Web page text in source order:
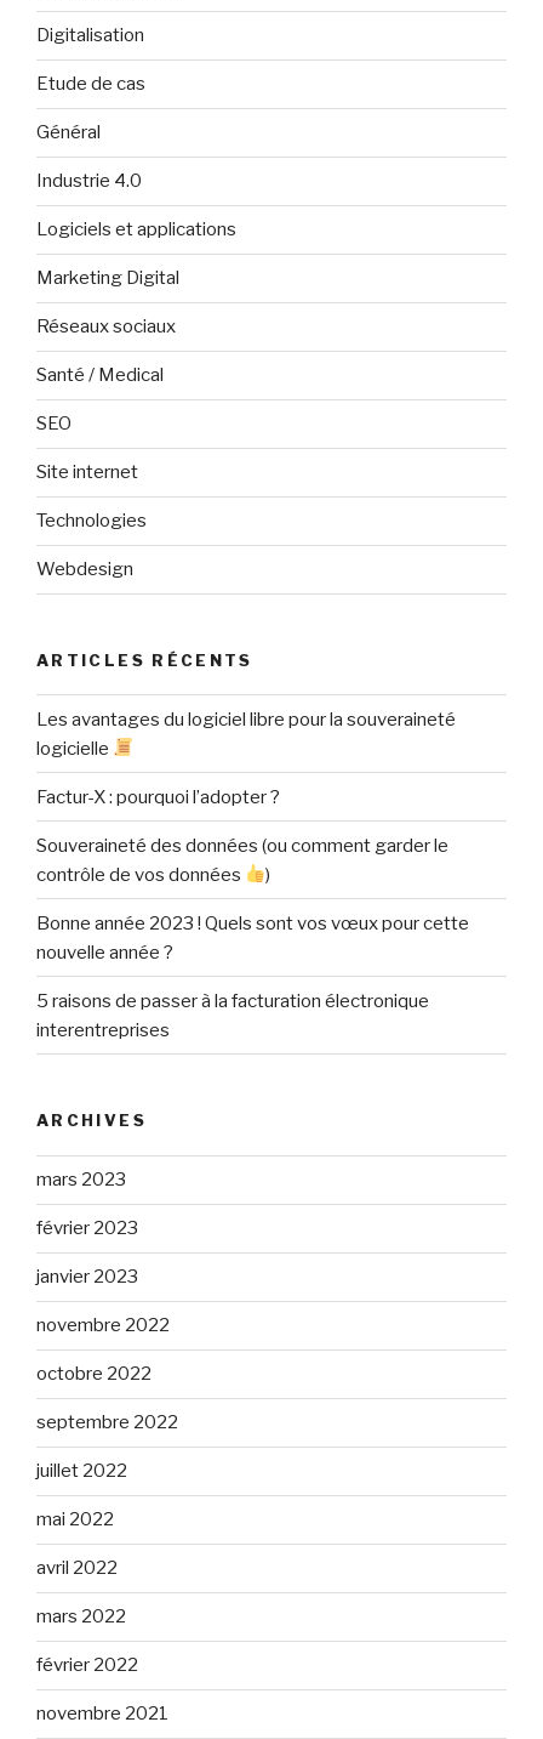
Digitalisation
Etude de cas
Général
Industrie 4.0
Logiciels et applications
Marketing Digital
Réseaux sociaux
Santé / Medical
SEO
Site internet
Technologies
Webdesign
ARTICLES RÉCENTS
Les avantages du logiciel libre pour la souveraineté
logicielle
Factur-X : pourquoi l’adopter ?
Souveraineté des données (ou comment garder le
contrôle de vos données
)
Bonne année 2023 ! Quels sont vos vœux pour cette
nouvelle année ?
5 raisons de passer à la facturation électronique
interentreprises
ARCHIVES
mars 2023
février 2023
janvier 2023
novembre 2022
octobre 2022
septembre 2022
juillet 2022
mai 2022
avril 2022
mars 2022
février 2022
novembre 2021